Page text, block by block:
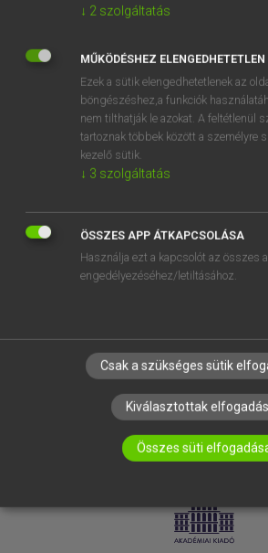
ONLINE NYELVVIZSGA
EGYÉNI
TANULÓKNAK
OKTATÁSI
VÁLLALATI
RÓLUNK
ELÉRHETŐSÉG
SÜTI BEÁLLÍTÁSOK
LICENCSZERZŐDÉS
↓ 2 szolgáltatás
MŰKÖDÉSHEZ ELENGEDHETETLEN
Ezek a sütik elengedhetetlenek az
böngészéshez,a funkciók
nem tilthatják le azokat. A feltétlenül
tartoznak többek között a személyre
kezelő sütik.
↓ 3 szolgáltatás
ÖSSZES APP ÁTKAPCSOLÁSA
Használja ezt a kapcsolót az összes
engedélyezéséhez/letiltásához.
Csak a szükséges sütik
Kiválasztottak
Összes süti